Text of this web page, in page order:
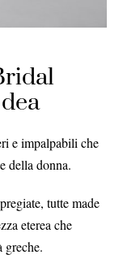
e impalpabili che
della donna.
tutte made
eterea che
greche.